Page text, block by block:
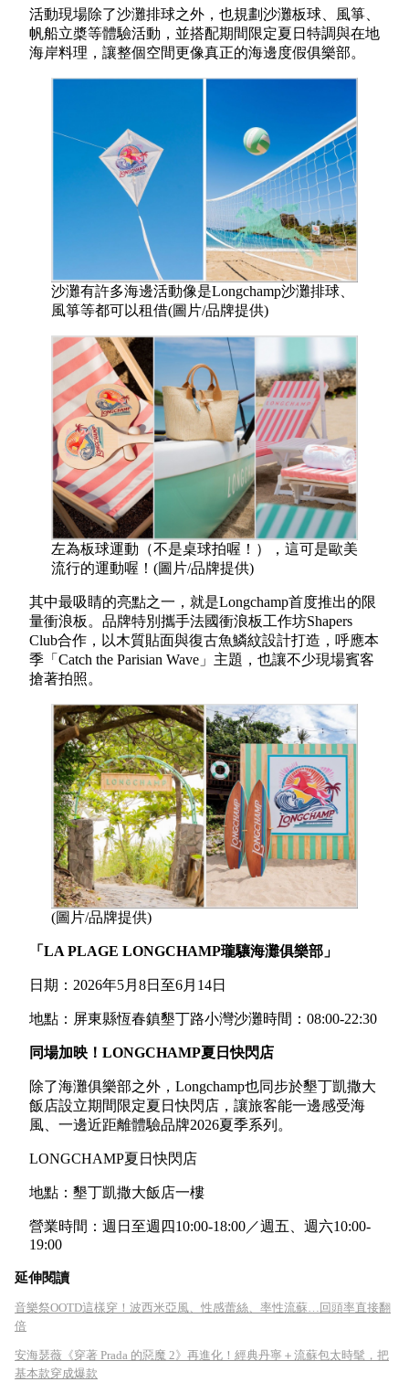
活動現場除了沙灘排球之外，也規劃沙灘板球、風箏、
帆船立槳等體驗活動，並搭配期間限定夏日特調與在地
海岸料理，讓整個空間更像真正的海邊度假俱樂部。
沙灘有許多海邊活動像是Longchamp沙灘排球、
風箏等都可以租借(圖片/品牌提供)
左為板球運動（不是桌球拍喔！），這可是歐美
流行的運動喔！(圖片/品牌提供)
其中最吸睛的亮點之一，就是Longchamp首度推出的限
量衝浪板。品牌特別攜手法國衝浪板工作坊Shapers
Club合作，以木質貼面與復古魚鱗紋設計打造，呼應本
季「Catch the Parisian Wave」主題，也讓不少現場賓客
搶著拍照。
(圖片/品牌提供)
「LA PLAGE LONGCHAMP瓏驤海灘俱樂部」
日期：2026年5月8日至6月14日
地點：屏東縣恆春鎮墾丁路小灣沙灘時間：08:00-22:30
同場加映！LONGCHAMP夏日快閃店
除了海灘俱樂部之外，Longchamp也同步於墾丁凱撒大
飯店設立期間限定夏日快閃店，讓旅客能一邊感受海
風、一邊近距離體驗品牌2026夏季系列。
LONGCHAMP夏日快閃店
地點：墾丁凱撒大飯店一樓
營業時間：週日至週四10:00-18:00／週五、週六10:00-
19:00
延伸閱讀
音樂祭OOTD這樣穿！波西米亞風、性感蕾絲、率性流蘇…回頭率直接翻
倍
安海瑟薇《穿著 Prada 的惡魔 2》再進化！經典丹寧＋流蘇包太時髦，把
基本款穿成爆款